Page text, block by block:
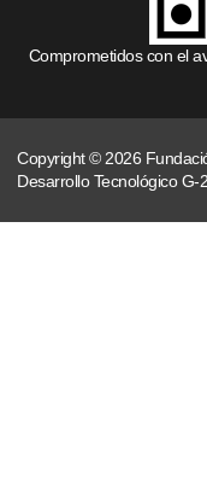
Comprometidos con el
Copyright © 2026
Desarrollo Tecnológico